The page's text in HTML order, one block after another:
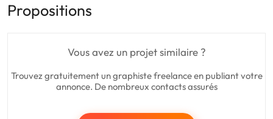
Propositions
Vous avez un projet similaire ?
Trouvez gratuitement un graphiste freelance en publiant votre
annonce. De nombreux contacts assurés